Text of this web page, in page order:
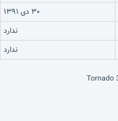
۳۰ دی ۱۳۹۱
ندارد
ندارد